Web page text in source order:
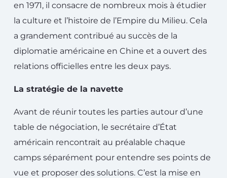
en 1971, il consacre de nombreux mois à étudier
la culture et l’histoire de l’Empire du Milieu. Cela
a grandement contribué au succès de la
diplomatie américaine en Chine et a ouvert des
relations officielles entre les deux pays.
La stratégie de la navette
Avant de réunir toutes les parties autour d’une
table de négociation, le secrétaire d’État
américain rencontrait au préalable chaque
camps séparément pour entendre ses points de
vue et proposer des solutions. C’est la mise en